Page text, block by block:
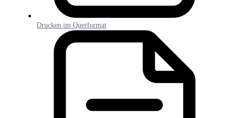
Drucken im Querformat